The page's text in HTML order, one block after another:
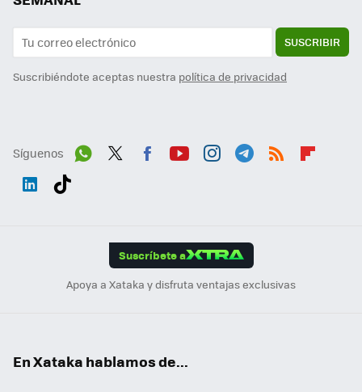
SUSCRIBIR
Suscribiéndote aceptas nuestra política de privacidad
Síguenos
Suscríbete a
Apoya a Xataka y disfruta ventajas exclusivas
En Xataka hablamos de...